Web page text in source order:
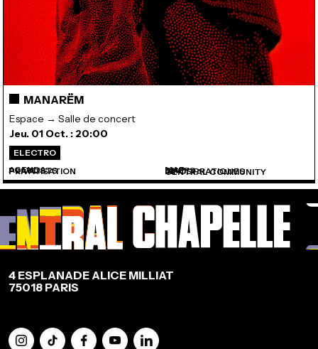
MANARËM
Espace → Salle de concert
Jeu. 01 Oct. : 20:00
ELECTRO
AGENDA
MAP
PLAYLISTS CHEFS
PRIVATISATION INFOS PRATIQUES
CENTRAL COMMUNITY
4 ESPLANADE ALICE MILLIAT
75018 PARIS